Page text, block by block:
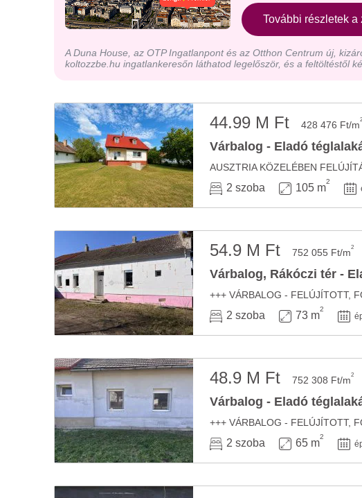
További részletek a
A Duna House, az OTP Ingatlanpont és az Otthon Centrum új,
koltozzbe.hu ingatlankeresőn láthatod legelőször, és a feltöltéstől
44.99 M Ft 428 476 Ft/m2
Várbalog - Eladó
2 szoba 105 m
2
54.9 M Ft 752 055 Ft/m2
Várbalog, Rákóczi tér -
2 szoba 73 m
2
48.9 M Ft 752 308 Ft/m2
Várbalog - Eladó
2 szoba 65 m
2